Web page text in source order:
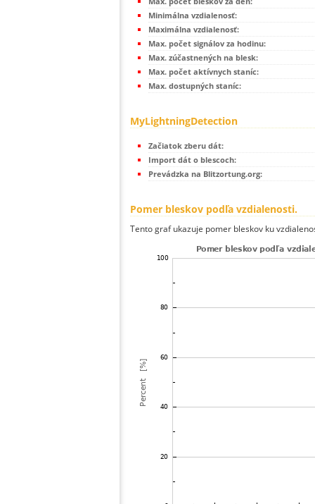
Minimálna vzdialenosť:
Maximálna vzdialenosť:
Max. počet signálov za hodinu:
Max. zúčastnených na blesk:
Max. počet aktívnych staníc:
Max. dostupných staníc:
MyLightningDetection
Začiatok zberu dát:
Import dát o blescoch:
Prevádzka na Blitzortung.org:
Pomer bleskov podľa vzdialenosti.
Tento graf ukazuje pomer bleskov ku